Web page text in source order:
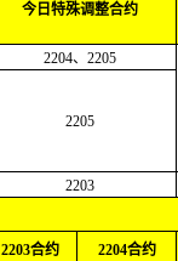
今日特殊调整合约
2204、2205
2205
2203
2203合约 2204合约